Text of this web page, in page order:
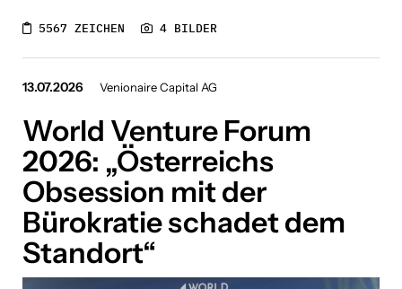
Mer Austria
SOLUTO
TiPOS
Venionaire Capital AG
VinziRast
YIELD
Vila Vita Pannonia
Downloads
5567 ZEICHEN 4 BILDER
13.07.2026 Venionaire Capital AG
World Venture Forum
2026: „Österreichs
Obsession mit der
Bürokratie schadet dem
Standort“